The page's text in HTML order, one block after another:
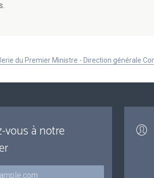
du Premier Ministre - Direction générale
vous à notre